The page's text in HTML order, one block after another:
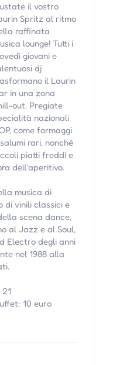
il vostro
Spritz al ritmo
raffinata
lounge! Tutti i
giovani e
dj
il Laurin
in una zona
out. Pregiate
nazionali
come formaggi
rari, nonché
piatti freddi e
dell’aperitivo.
musica di
di vinili classici e
scena dance,
al Jazz e al Soul,
Electro degli anni
nel 1988 alla
10 euro